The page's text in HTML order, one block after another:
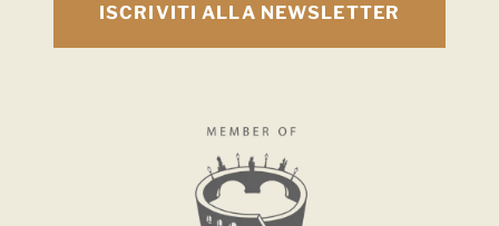
ISCRIVITI ALLA NEWSLETTER